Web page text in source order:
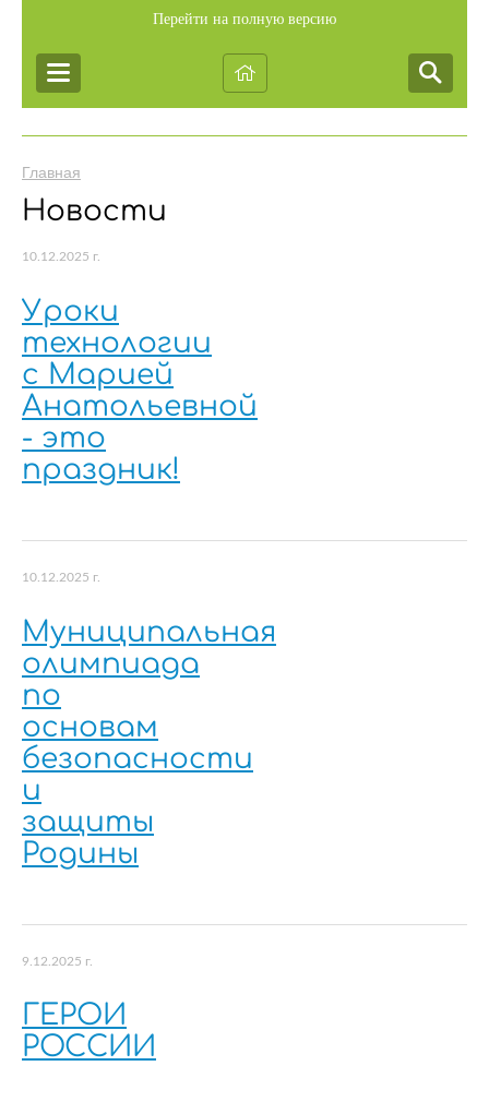
Перейти на полную версию
Главная
Новости
10.12.2025 г.
Уроки
технологии
с Марией
Анатольевной
- это
праздник!
10.12.2025 г.
Муниципальная
олимпиада
по
основам
безопасности
и
защиты
Родины
9.12.2025 г.
ГЕРОИ
РОССИИ